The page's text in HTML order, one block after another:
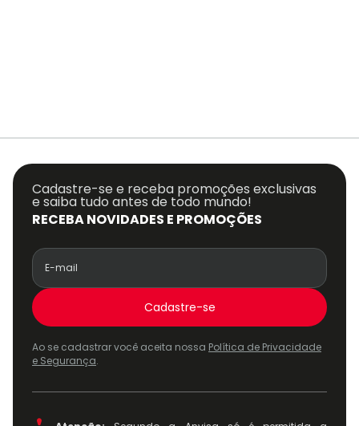
RECEBA NOVIDADES E PROMOÇÕES
Cadastre-se e receba promoções exclusivas
e saiba tudo antes de todo mundo!
Cadastre-se
Ao se cadastrar você aceita nossa Política de Privacidade
e Segurança.